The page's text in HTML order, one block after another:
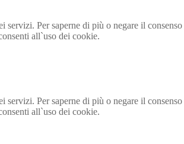
Per saperne di più o negare il
all`uso dei cookie.
Per saperne di più o negare il
all`uso dei cookie.